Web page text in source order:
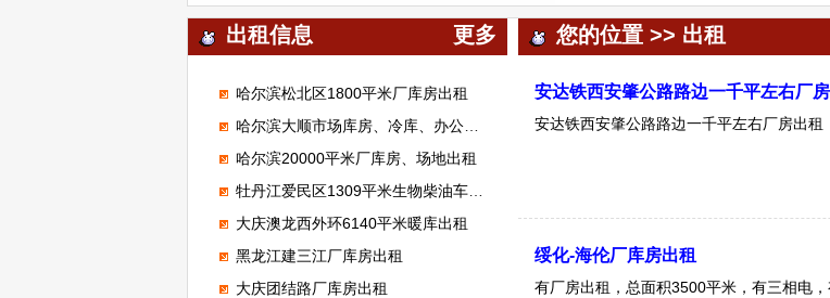
出租信息 更多
哈尔滨松北区1800平米厂库房出租
哈尔滨大顺市场库房、冷库、办公室、门市出租
哈尔滨20000平米厂库房、场地出租
牡丹江爱民区1309平米生物柴油车间招合作
大庆澳龙西外环6140平米暖库出租
黑龙江建三江厂库房出租
大庆团结路厂库房出租
您的位置 >> 出租
安达铁西安肇公路路边一千平左右厂
安达铁西安肇公路路边一千平左右厂房出租
绥化-海伦厂库房出租
有厂房出租，总面积3500平米，有三相电